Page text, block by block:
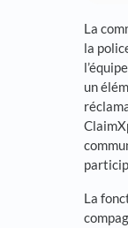
La
la
un
La